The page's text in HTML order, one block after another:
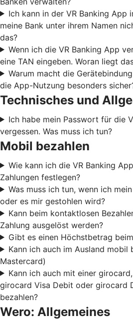
Ich kann in der VR Banking App
meine Bank unter ihrem Namen
das?
Wenn ich die VR Banking App
eine TAN eingeben. Woran liegt
Warum macht die
die App-Nutzung besonders
Technisches und
Ich habe mein Passwort für die
vergessen. Was muss ich tun?
Mobil bezahlen
Wie kann ich die VR Banking
Zahlungen festlegen?
Was muss ich tun, wenn ich
oder es mir gestohlen wird?
Kann beim kontaktlosen
Zahlung ausgelöst werden?
Gibt es einen Höchstbetrag
Kann ich auch im Ausland mobil
Mastercard)
Kann ich auch mit einer
girocard Visa Debit oder girocard
bezahlen?
Wero: Allgemeines